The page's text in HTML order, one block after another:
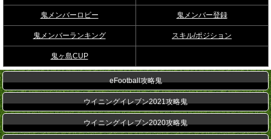
鬼メンバーロビー 鬼メンバー登録
鬼メンバーランキング スキル/ポジション
鬼ヶ島CUP
eFootball攻略鬼
ウイニングイレブン2021攻略鬼
ウイニングイレブン2020攻略鬼